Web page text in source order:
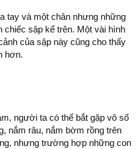
tay và một chân nhưng những
chiếc sập kể trên. Một vài hình
của sập này cũng cho thấy
hơn.
người ta có thể bắt gặp vô số
nắm râu, nắm bờm rồng trên
nhưng trường hợp những con